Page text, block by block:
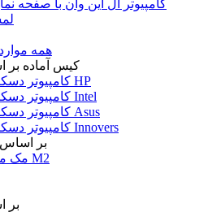
کامپیوتر آل این وان با صفحه
همه
کیس آماده بر
کامپیوتر دسکتاپ HP
کامپیوتر دسکتاپ Intel
کامپیوتر دسکتاپ Asus
کامپیوتر دسکتاپ Innovers
بر
مک مینی M2
بر